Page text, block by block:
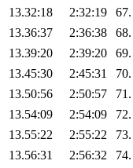
13.32:18
2:32:19 67.
13.36:37
2:36:38 68.
13.39:20
2:39:20 69.
13.45:30
2:45:31 70.
13.50:56
2:50:57 71.
13.54:09
2:54:09 72.
13.55:22
2:55:22 73.
13.56:31
2:56:32 74.